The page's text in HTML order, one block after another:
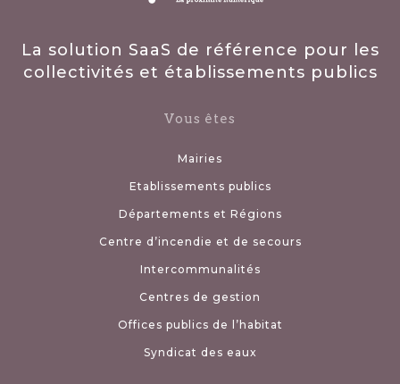
La solution SaaS de référence pour les
collectivités et établissements publics
Vous êtes
Mairies
Etablissements publics
Départements et Régions
Centre d’incendie et de secours
Intercommunalités
Centres de gestion
Offices publics de l’habitat
Syndicat des eaux